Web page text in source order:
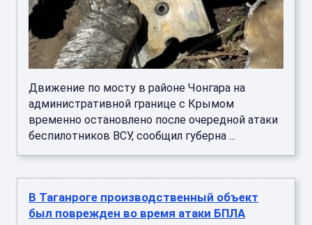
Движение по мосту в районе Чонгара на
административной границе с Крымом
временно остановлено после очередной атаки
беспилотников ВСУ, сообщил губерна ...
В Таганроге производственный объект
был поврежден во время атаки БПЛА